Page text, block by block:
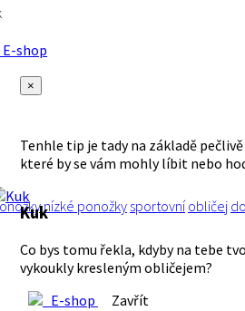
shop
×
Tenhle tip je tady na základě
které by se vám mohly líbit nebo
nízké ponožky sportovní obličej
Kuk
Co bys tomu řekla, kdyby na tebe
vykoukly kresleným obličejem?
E-shop
Zavřít